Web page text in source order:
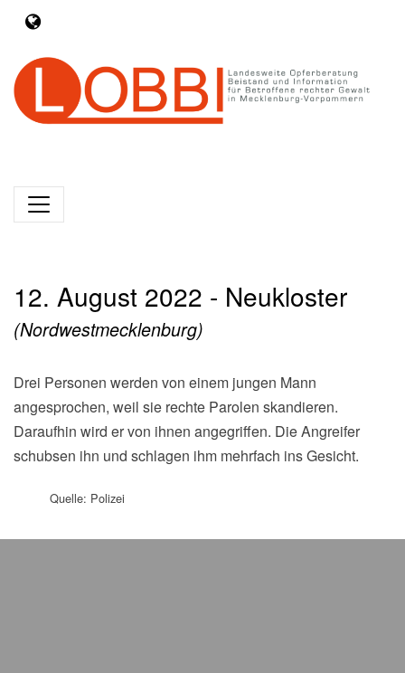
12. August 2022 - Neukloster
(Nordwestmecklenburg)
Drei Personen werden von einem jungen Mann
angesprochen, weil sie rechte Parolen skandieren.
Daraufhin wird er von ihnen angegriffen. Die Angreifer
schubsen ihn und schlagen ihm mehrfach ins Gesicht.
Quelle: Polizei